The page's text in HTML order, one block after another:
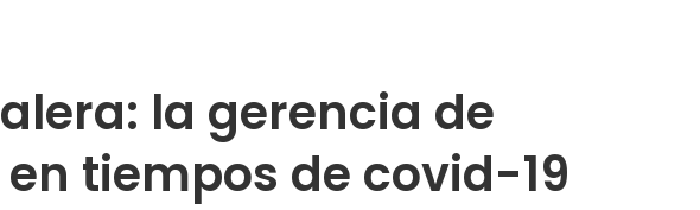
la gerencia de
tiempos de covid-19